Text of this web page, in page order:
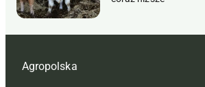
Agropolska